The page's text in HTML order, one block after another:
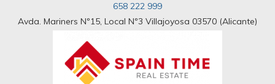
658 222 999
Avda. Mariners Nº15, Local Nº3 Villajoyosa 03570 (Alicante)